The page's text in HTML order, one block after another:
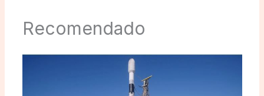
Recomendado